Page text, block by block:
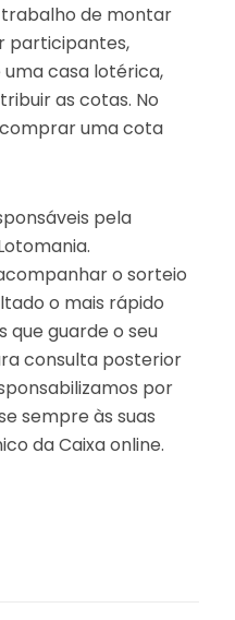
de montar
participantes,
casa lotérica,
as cotas. No
uma cota
pela
o sorteio
o mais rápido
que guarde o seu
consulta posterior
por
sempre às suas
da Caixa online.